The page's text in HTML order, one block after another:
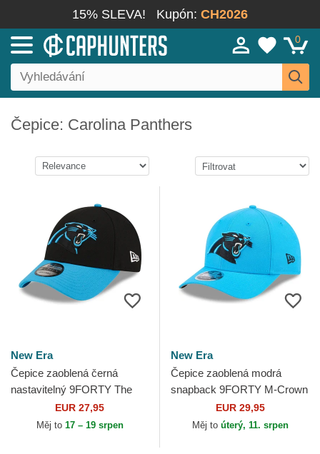
15% SLEVA! Kupón: CH2026
0
Čepice: Carolina Panthers
New Era
Čepice zaoblená černá
nastavitelný 9FORTY The
League Carolina Panthers
NFL New Era
EUR 27,95
Měj to 17 – 19 srpen
New Era
Čepice zaoblená modrá
snapback 9FORTY M-Crown
Team Carolina Panthers NFL
New Era
EUR 29,95
Měj to úterý, 11. srpen